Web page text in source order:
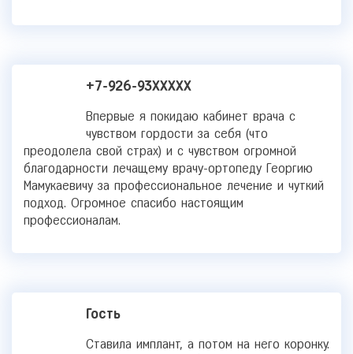
+7-926-93XXXXX
Впервые я покидаю кабинет врача с
чувством гордости за себя (что
преодолела свой страх) и с чувством огромной
благодарности лечащему врачу-ортопеду Георгию
Мамукаевичу за профессиональное лечение и чуткий
подход. Огромное спасибо настоящим
профессионалам.
Гость
Ставила имплант, а потом на него коронку.